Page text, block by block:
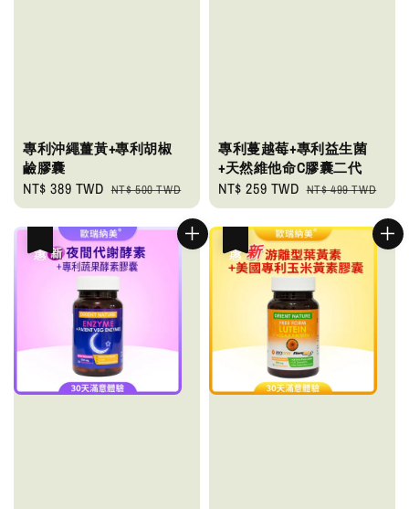
專利沖繩薑黃+專利胡椒
鹼膠囊
Sale
price
NT$ 389 TWD Regular
price
NT$ 500 TWD
專利蔓越莓+專利益生菌
+天然維他命C膠囊二代
Sale
price
NT$ 259 TWD Regular
price
NT$ 499 TWD